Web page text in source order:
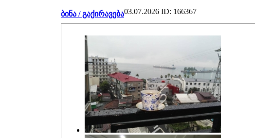
ბინა / გაქირავება03.07.2026 ID: 166367